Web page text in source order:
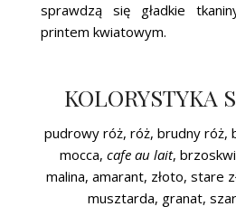
sprawdzą się gładkie
printem kwiatowym.
KOLORYSTYKA
pudrowy róż, róż, brudny róż,
mocca,cafe au lait,
malina, amarant, złoto, stare
musztarda, granat,